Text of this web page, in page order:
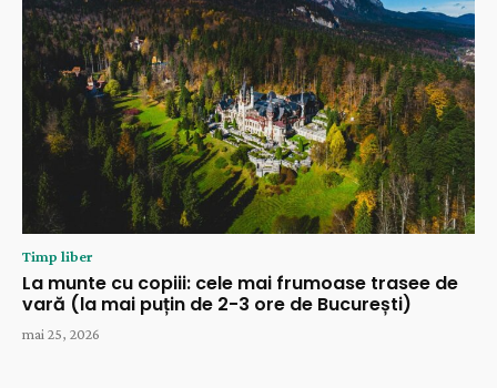
Timp liber
La munte cu copiii: cele mai frumoase trasee de
vară (la mai puțin de 2-3 ore de București)
mai 25, 2026